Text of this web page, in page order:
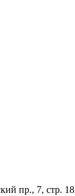
пр., 7, стр. 18